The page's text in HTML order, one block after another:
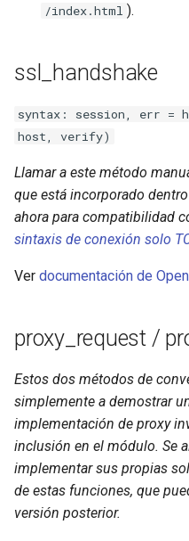
/index.html ).
ssl_handshake
syntax: session, err =
host, verify)
Llamar a este método
que está incorporado
ahora para compatibilidad
sintaxis de conexión solo
Ver documentación de
proxy_request /
Estos dos métodos de
simplemente a demostrar
implementación de proxy
inclusión en el módulo. Se
implementar sus propias
de estas funciones, que
versión posterior.